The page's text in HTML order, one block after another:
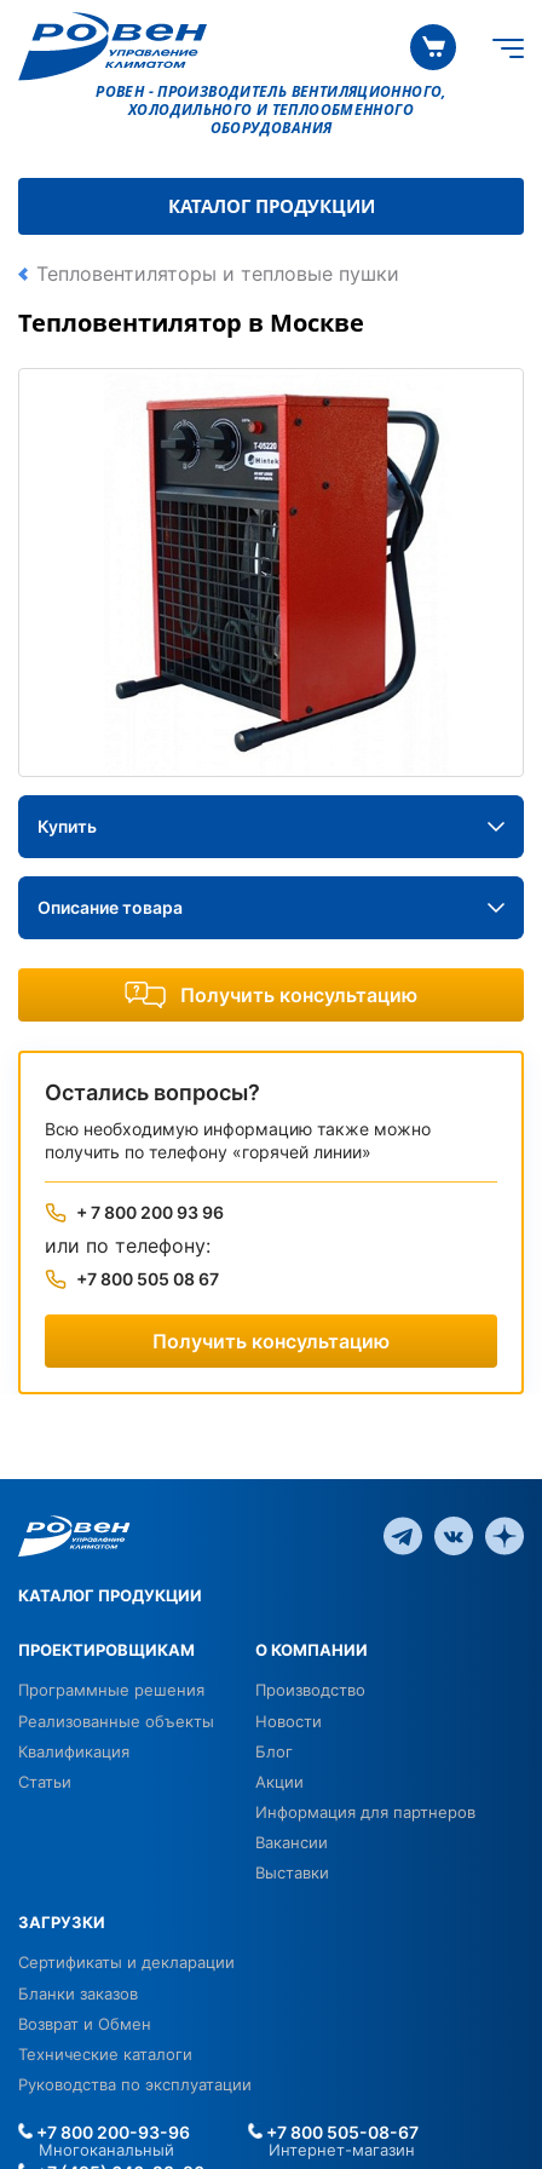
РОВЕН - ПРОИЗВОДИТЕЛЬ ВЕНТИЛЯЦИОННОГО,
ХОЛОДИЛЬНОГО И ТЕПЛООБМЕННОГО
ОБОРУДОВАНИЯ
КАТАЛОГ ПРОДУКЦИИ
Тепловентиляторы и тепловые пушки
Тепловентилятор в Москве
Купить
Описание товара
Получить консультацию
Остались вопросы?
Всю необходимую информацию также можно
получить по телефону «горячей линии»
+ 7 800 200 93 96
или по телефону:
+7 800 505 08 67
Получить консультацию
КАТАЛОГ ПРОДУКЦИИ
ПРОЕКТИРОВЩИКАМ
Программные решения
Реализованные объекты
Квалификация
Статьи
О КОМПАНИИ
Производство
Новости
Блог
Акции
Информация для партнеров
Вакансии
Выставки
ЗАГРУЗКИ
Сертификаты и декларации
Бланки заказов
Возврат и Обмен
Технические каталоги
Руководства по эксплуатации
+7 800 200-93-96
Многоканальный
+7 800 505-08-67
Интернет-магазин